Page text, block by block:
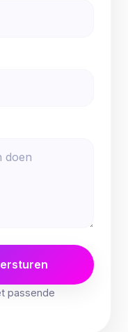
passende